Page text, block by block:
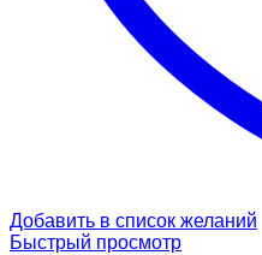
Добавить в список желаний
Быстрый просмотр